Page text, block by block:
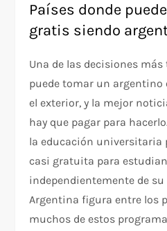
Países donde
gratis siendo
Una de las decisiones
puede tomar un argentino
el exterior, y la mejor
hay que pagar para
la educación universitaria
casi gratuita para
independientemente de
Argentina figura entre los
muchos de estos